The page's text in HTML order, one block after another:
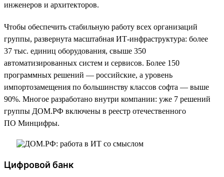
инженеров и архитекторов.
Чтобы обеспечить стабильную работу всех организаций
группы, развернута масштабная ИТ-инфраструктура: более
37 тыс. единиц оборудования, свыше 350
автоматизированных систем и сервисов. Более 150
программных решений — российские, а уровень
импортозамещения по большинству классов софта — выше
90%. Многое разработано внутри компании: уже 7 решений
группы ДОМ.РФ включены в реестр отечественного
ПО Минцифры.
Цифровой банк